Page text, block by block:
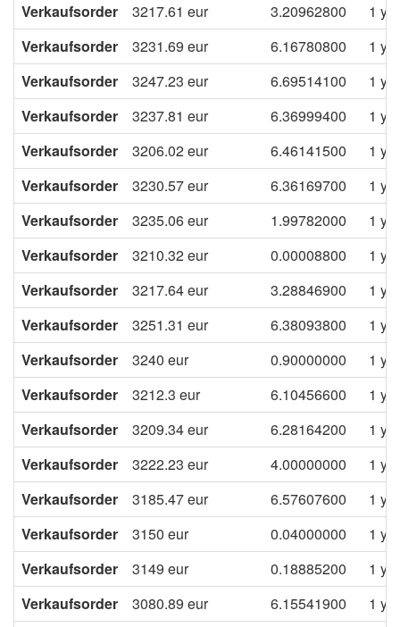
Verkaufsorder
3217.61 eur 3.20962800
1
Verkaufsorder
3231.69 eur 6.16780800
1
Verkaufsorder
3247.23 eur 6.69514100
1
Verkaufsorder
3237.81 eur 6.36999400
1
Verkaufsorder
3206.02eur 6.46141500
1
Verkaufsorder
3230.57eur 6.36169700
1
Verkaufsorder
3235.06eur 1.99782000
1
Verkaufsorder
3210.32eur 0.00008800
1
Verkaufsorder
3217.64eur 3.28846900
1
Verkaufsorder
3251.31 eur 6.38093800
1
Verkaufsorder
3240 eur 0.90000000
1
Verkaufsorder
3212.3 eur 6.10456600
1
Verkaufsorder
3209.34eur 6.28164200
1
Verkaufsorder
3222.23 eur 4.00000000
1
Verkaufsorder
3185.47eur 6.57607600
1
Verkaufsorder
3150 eur 0.04000000
1
Verkaufsorder
3149 eur 0.18885200
1
Verkaufsorder
3080.89 eur 6.15541900
1